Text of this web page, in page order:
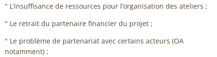
" L’insuffisance de ressources pour l’organisation des ateliers ;
" Le retrait du partenaire financier du projet ;
" Le problème de partenariat avec certains acteurs (OA
notamment) ;